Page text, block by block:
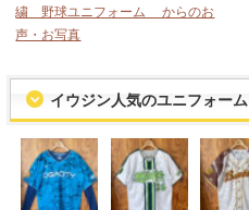
繍 野球ユニフォーム からのお
声・お写真
イウジン人気のユニフォーム